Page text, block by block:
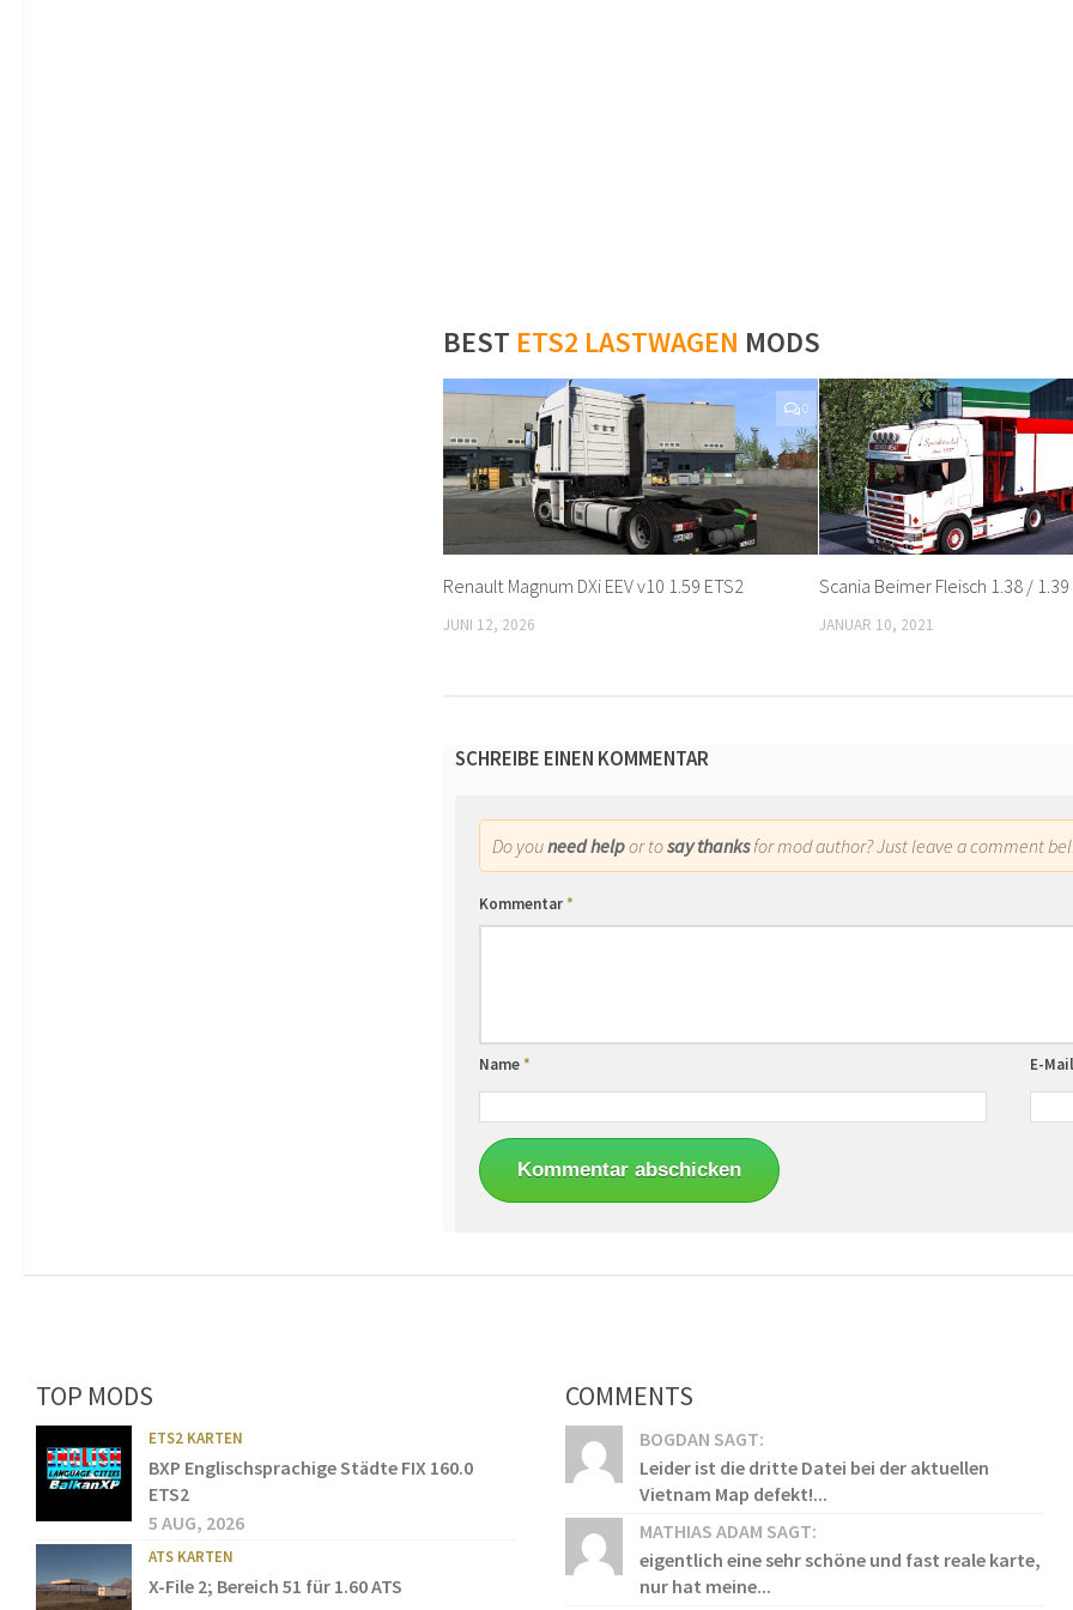
BEST ETS2 LASTWAGEN MODS
0
Renault Magnum DXi EEV v10 1.59 ETS2
JUNI 12, 2026
Scania Beimer Fleisch 1.38 / 1.39
JANUAR 10, 2021
SCHREIBE EINEN KOMMENTAR
Do youneed helpor tosay thanksfor mod author? Just leave a comment
Kommentar*
Name* E-
TOP MODS
ETS2 KARTEN
BXP Englischsprachige Städte FIX 160.0
ETS2
5 AUG, 2026
ATS KARTEN
X-File 2; Bereich 51 für 1.60 ATS
COMMENTS
BOGDAN SAGT:
Leider ist die dritte Datei bei der aktuellen
Vietnam Map defekt!...
MATHIAS ADAM SAGT:
eigentlich eine sehr schöne und fast reale karte,
nur hat meine...